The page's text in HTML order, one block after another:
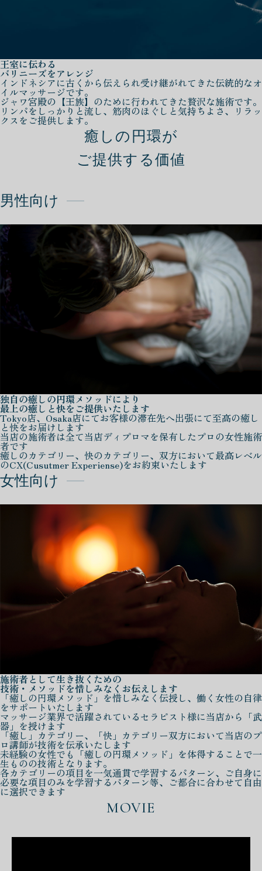
王室に伝わる
バリニーズをアレンジ
インドネシアに古くから伝えられ受け継がれてきた伝統的なオ
イルマッサージです。
ジャワ宮殿の【王族】のために行われてきた贅沢な施術です。
リンパをしっかりと流し、筋肉のほぐしと気持ちよさ、リラッ
クスをご提供します。
癒しの円環が
ご提供する価値
男性向け
独自の癒しの円環メソッドにより
最上の癒しと快をご提供いたします
Tokyo店、Osaka店にてお客様の滞在先へ出張にて至高の癒し
と快をお届けします
当店の施術者は全て当店ディプロマを保有したプロの女性施術
者です
癒しのカテゴリー、快のカテゴリー、双方において最高レベル
のCX(Cusutmer Experiense)をお約束いたします
女性向け
施術者として生き抜くための
技術・メソッドを惜しみなくお伝えします
「癒しの円環メソッド」を惜しみなく伝授し、働く女性の自律
をサポートいたします
マッサージ業界で活躍されているセラピスト様に当店から「武
器」を授けます
「癒し」カテゴリー、「快」カテゴリー双方において当店のプ
ロ講師が技術を伝承いたします
未経験の女性でも「癒しの円環メソッド」を体得することで一
生ものの技術となります。
各カテゴリーの項目を一気通貫で学習するパターン、ご自身に
必要な項目のみを学習するパターン等、ご都合に合わせて自由
に選択できます
MOVIE